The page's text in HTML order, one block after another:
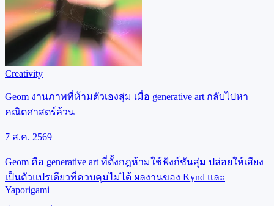
Creativity
Geom งานภาพที่ห้ามตัวเองสุ่ม เมื่อ generative art กลับไปหา
คณิตศาสตร์ล้วน
7 ส.ค. 2569
Geom คือ generative art ที่ตั้งกฎห้ามใช้ฟังก์ชันสุ่ม ปล่อยให้เสียง
เป็นตัวแปรเดียวที่ควบคุมไม่ได้ ผลงานของ Kynd และ
Yaporigami